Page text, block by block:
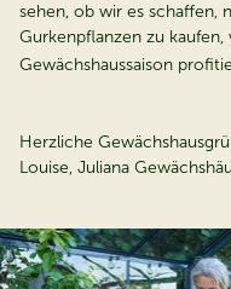
sehen, ob wir es schaffen,
Gurkenpflanzen zu
Gewächshaussaison
Herzliche
Louise, Juliana